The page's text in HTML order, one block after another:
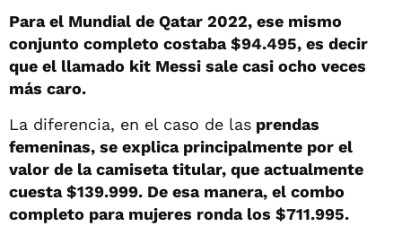
Para el Mundial de Qatar 2022, ese mismo
conjunto completo costaba $94.495, es decir
que el llamado kit Messi sale casi ocho veces
más caro.
La diferencia, en el caso de las prendas
femeninas, se explica principalmente por el
valor de la camiseta titular, que actualmente
cuesta $139.999. De esa manera, el combo
completo para mujeres ronda los $711.995.